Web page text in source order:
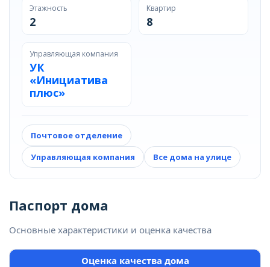
Этажность
2
Квартир
8
Управляющая компания
УК
«Инициатива
плюс»
Почтовое отделение
Управляющая компания
Все дома на улице
Паспорт дома
Основные характеристики и оценка качества
Оценка качества дома